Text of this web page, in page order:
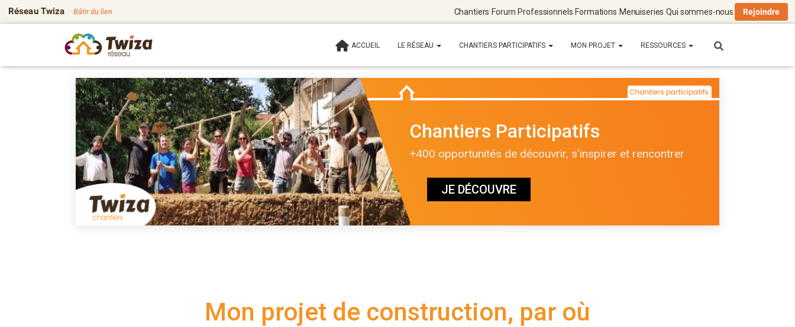
Réseau Twiza · Bâtir du lien Chantiers Forum Professionnels Formations Menuiseries Qui sommes-nous Rejoindre
ACCUEIL LE RÉSEAU CHANTIERS PARTICIPATIFS MON PROJET RESSOURCES
Chantiers Participatifs
+400 opportunités de découvrir, s'inspirer et rencontrer
JE DÉCOUVRE
Mon projet de construction, par où